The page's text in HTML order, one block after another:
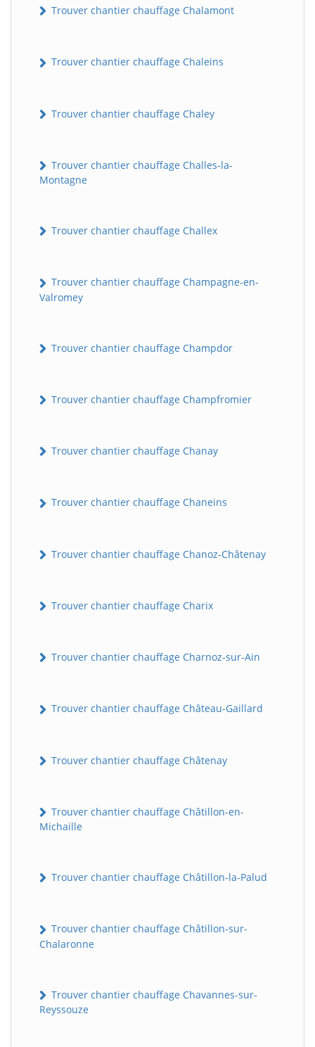
Trouver chantier chauffage Chalamont
Trouver chantier chauffage Chaleins
Trouver chantier chauffage Chaley
Trouver chantier chauffage Challes-la-
Montagne
Trouver chantier chauffage Challex
Trouver chantier chauffage Champagne-en-
Valromey
Trouver chantier chauffage Champdor
Trouver chantier chauffage Champfromier
Trouver chantier chauffage Chanay
Trouver chantier chauffage Chaneins
Trouver chantier chauffage Chanoz-Châtenay
Trouver chantier chauffage Charix
Trouver chantier chauffage Charnoz-sur-Ain
Trouver chantier chauffage Château-Gaillard
Trouver chantier chauffage Châtenay
Trouver chantier chauffage Châtillon-en-
Michaille
Trouver chantier chauffage Châtillon-la-Palud
Trouver chantier chauffage Châtillon-sur-
Chalaronne
Trouver chantier chauffage Chavannes-sur-
Reyssouze